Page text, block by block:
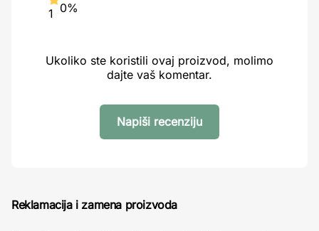
1 0%
Ukoliko ste koristili ovaj proizvod, molimo
dajte vaš komentar.
Napiši recenziju
Reklamacija i zamena proizvoda